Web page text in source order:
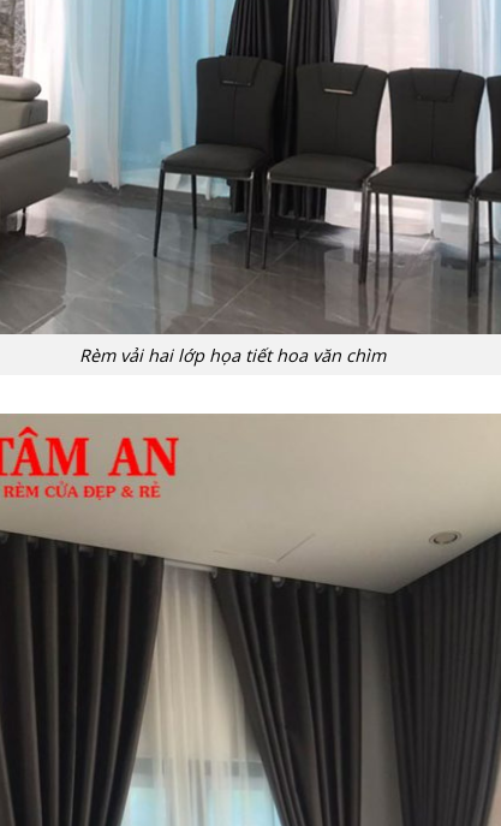
Rèm vải hai lớp họa tiết hoa văn chìm